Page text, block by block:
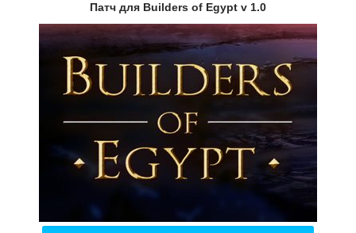
Патч для Builders of Egypt v 1.0